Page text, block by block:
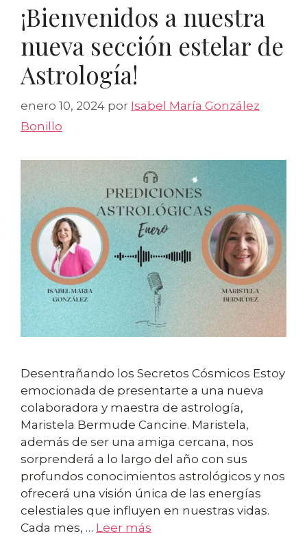
¡Bienvenidos a nuestra
nueva sección estelar de
Astrología!
enero 10, 2024 por Isabel María González
Bonillo
Desentrañando los Secretos Cósmicos Estoy
emocionada de presentarte a una nueva
colaboradora y maestra de astrología,
Maristela Bermude Cancine. Maristela,
además de ser una amiga cercana, nos
sorprenderá a lo largo del año con sus
profundos conocimientos astrológicos y nos
ofrecerá una visión única de las energías
celestiales que influyen en nuestras vidas.
Cada mes, … Leer más